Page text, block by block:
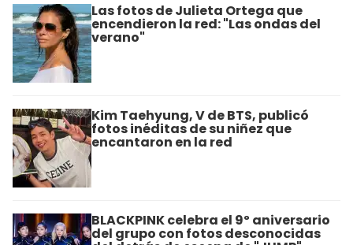
Las fotos de Julieta Ortega que
encendieron la red: "Las ondas del
verano"
Kim Taehyung, V de BTS, publicó
fotos inéditas de su niñez que
encantaron en la red
BLACKPINK celebra el 9º aniversario
del grupo con fotos desconocidas